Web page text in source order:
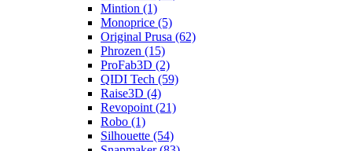
Mintion (1)
Monoprice (5)
Original Prusa (62)
Phrozen (15)
ProFab3D (2)
QIDI Tech (59)
Raise3D (4)
Revopoint (21)
Robo (1)
Silhouette (54)